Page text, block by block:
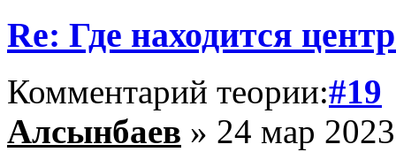
Re: Где находится
Комментарий теории:#19
Алсынбаев » 24 мар